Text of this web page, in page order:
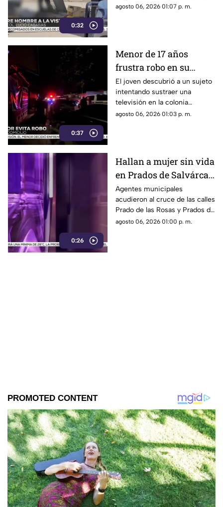
0:32
repentina; paramédicos
agosto 06, 2026 01:07 p. m.
0:37
Menor de 17 años
frustra robo en su
domicilio de
Cuauhtémoc; resulta
herido de la mano
El joven descubrió a un sujeto
intentando sustraer una
televisión en la colonia
Reforma; tras forcejear con el
agosto 06, 2026 01:03 p. m.
0:26
Hallan a mujer sin vida
en Prados de Salvárcar;
cuerpo no presentaba
huellas de violencia
Agentes municipales
acudieron al cruce de las calles
Prado de las Rosas y Prados de
Azucenas tras el reporte del
agosto 06, 2026 01:00 p. m.